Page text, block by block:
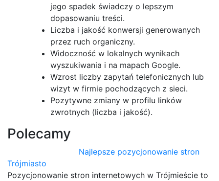
jego spadek świadczy o lepszym
dopasowaniu treści.
Liczba i jakość konwersji generowanych
przez ruch organiczny.
Widoczność w lokalnych wynikach
wyszukiwania i na mapach Google.
Wzrost liczby zapytań telefonicznych lub
wizyt w firmie pochodzących z sieci.
Pozytywne zmiany w profilu linków
zwrotnych (liczba i jakość).
Polecamy
Najlepsze pozycjonowanie stron
Trójmiasto
Pozycjonowanie stron internetowych w Trójmieście to